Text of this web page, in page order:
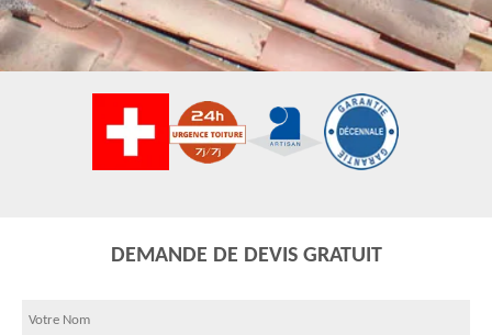
DEMANDE DE DEVIS GRATUIT